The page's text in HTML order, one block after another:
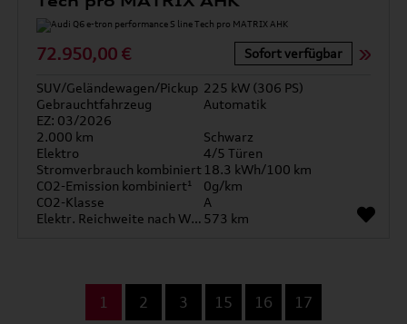
72.950,00 € Sofort verfügbar
SUV/Geländewagen/Pickup 225 kW (306 PS)
Gebrauchtfahrzeug
Automatik
EZ: 03/2026
2.000 km
Schwarz
Elektro
4/5 Türen
Stromverbrauch kombiniert 18.3 kWh/100 km
CO2-Emission kombiniert¹
0g/km
CO2-Klasse
A
Elektr. Reichweite nach WLTP* 573 km
1 2 3 15 16 17